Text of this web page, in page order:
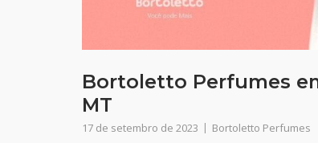
Bortoletto Perfumes
MT
17 de setembro de 2023 Bortoletto Perfumes